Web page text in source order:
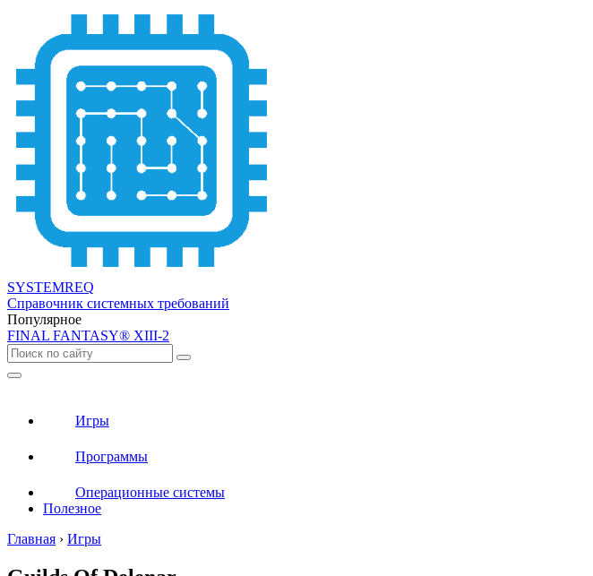
SYSTEMREQ
Справочник системных требований
Популярное
FINAL FANTASY® XIII-2
Игры
Программы
Операционные системы
Полезное
Главная › Игры